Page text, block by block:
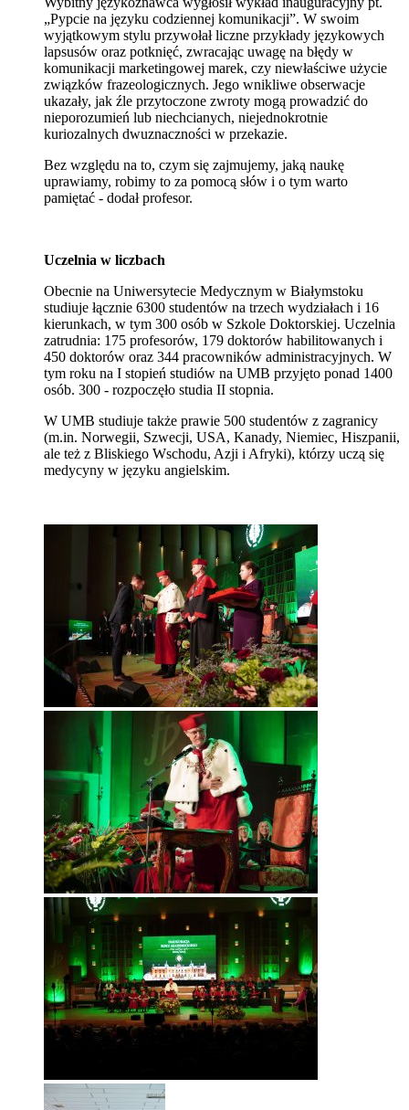
„Pypcie na języku codziennej komunikacji”. W swoim
wyjątkowym stylu przywołał liczne przykłady językowych
lapsusów oraz potknięć, zwracając uwagę na błędy w
komunikacji marketingowej marek, czy niewłaściwe użycie
związków frazeologicznych. Jego wnikliwe obserwacje
ukazały, jak źle przytoczone zwroty mogą prowadzić do
nieporozumień lub niechcianych, niejednokrotnie
kuriozalnych dwuznaczności w przekazie.
Bez względu na to, czym się zajmujemy, jaką naukę
uprawiamy, robimy to za pomocą słów i o tym warto
pamiętać - dodał profesor.
Uczelnia w liczbach
Obecnie na Uniwersytecie Medycznym w Białymstoku
studiuje łącznie 6300 studentów na trzech wydziałach i 16
kierunkach, w tym 300 osób w Szkole Doktorskiej. Uczelnia
zatrudnia: 175 profesorów, 179 doktorów habilitowanych i
450 doktorów oraz 344 pracowników administracyjnych. W
tym roku na I stopień studiów na UMB przyjęto ponad 1400
osób. 300 - rozpoczęło studia II stopnia.
W UMB studiuje także prawie 500 studentów z zagranicy
(m.in. Norwegii, Szwecji, USA, Kanady, Niemiec, Hiszpanii,
ale też z Bliskiego Wschodu, Azji i Afryki), którzy uczą się
medycyny w języku angielskim.